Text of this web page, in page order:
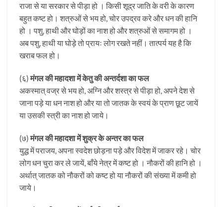
राजा से या सरकार से पीड़ा हो । किसी शूद्र जाति के वरी के कारण
बहुत कष्ट हो। शत्रुओं से भय हो, चोर उपद्रव करे और धन की हानि
हो । पशु, हाथी और घोड़ों का नाश हो और शत्रुओं से समागम हो ।
अब पशु, हाथी या घोड़े तो प्रायः लोग रखते नहीं। तात्पर्य यह है कि
खराब फल हो।
(६)मंगल की महादशा में केतु की अन्तर्दशा का फल
अकस्मात् वज्र से भय हो, अग्नि और शस्त्र से पीड़ा हो, अपने देश से
जाना पड़े या धन नाश हो और या तो जातक के स्वयं के प्राण छूट जायें
या उसकी स्त्री का नाश हो जाये।
(७)मंगल की महादशा में शुक्र के अन्तर का फल
युद्ध में पराजय, अपना स्वदेश छोड़ना पड़े और विदेश में जाकर रहे। चोर
लोग धन चुरा कर ले जायें, बाँये नेत्र में कष्ट हो । नौकरों की हानि हो ।
अर्थात् जातक को नौकरों को कष्ट हो या नौकरों की संख्या में कमी हो
जाये।